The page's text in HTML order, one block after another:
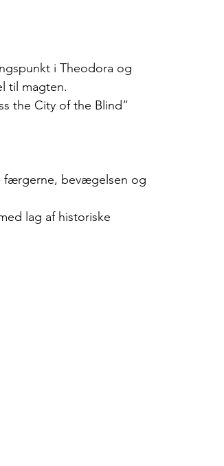
i Theodora og
til magten.
the City of the Blind”
færgerne, bevægelsen og
lag af historiske